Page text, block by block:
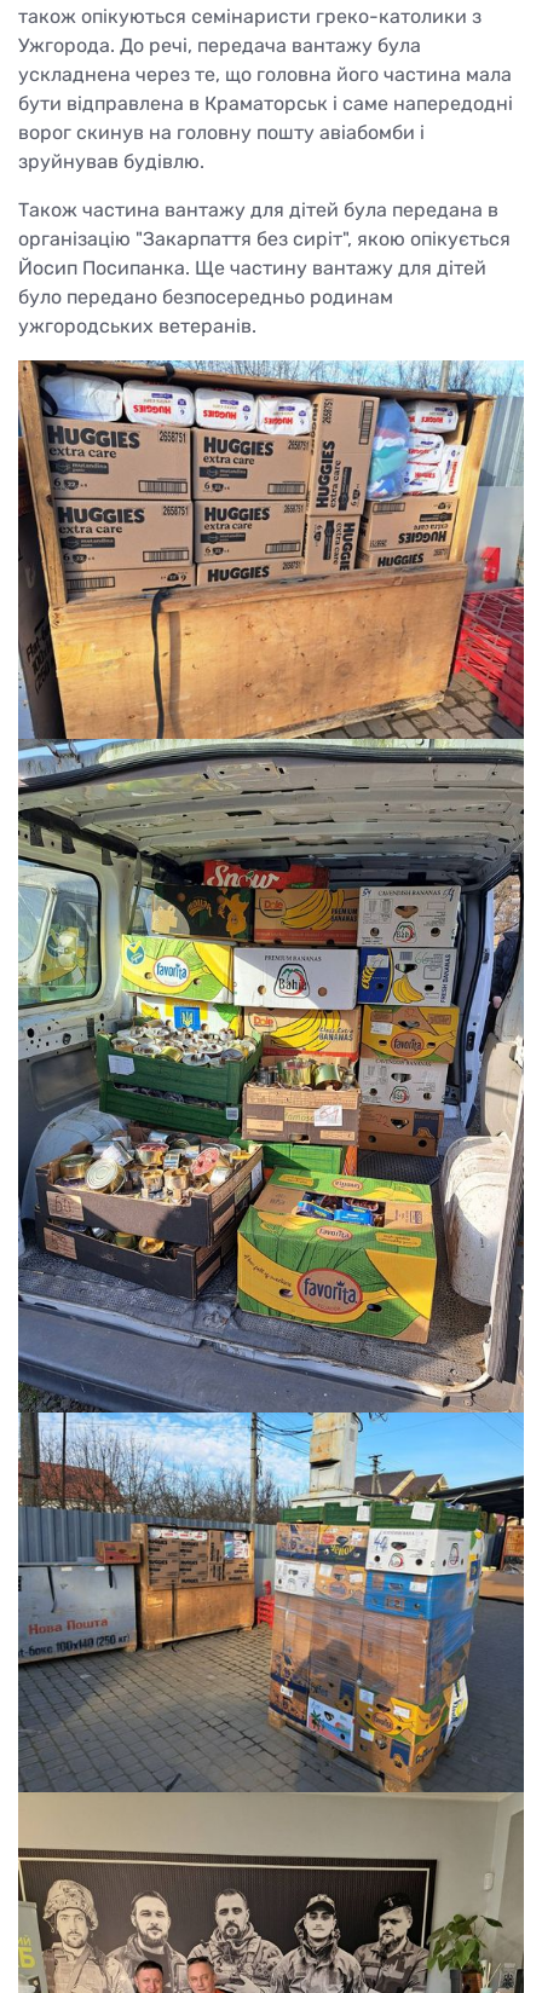
також опікуються семінаристи греко-католики з
Ужгорода. До речі, передача вантажу була
ускладнена через те, що головна його частина мала
бути відправлена в Краматорськ і саме напередодні
ворог скинув на головну пошту авіабомби і
зруйнував будівлю.
Також частина вантажу для дітей була передана в
організацію "Закарпаття без сиріт", якою опікується
Йосип Посипанка. Ще частину вантажу для дітей
було передано безпосередньо родинам
ужгородських ветеранів.